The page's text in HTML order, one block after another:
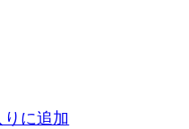
に追加